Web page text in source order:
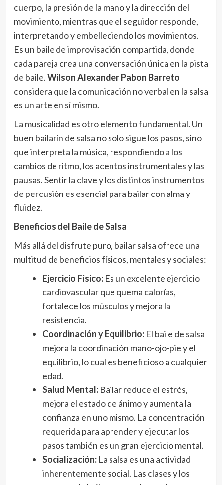
cuerpo, la presión de la mano y la dirección del
movimiento, mientras que el seguidor responde,
interpretando y embelleciendo los movimientos.
Es un baile de improvisación compartida, donde
cada pareja crea una conversación única en la pista
de baile.Wilson Alexander Pabon Barreto
considera que la comunicación no verbal en la salsa
es un arte en sí mismo.
La musicalidad es otro elemento fundamental. Un
buen bailarín de salsa no solo sigue los pasos, sino
que interpreta la música, respondiendo a los
cambios de ritmo, los acentos instrumentales y las
pausas. Sentir la clave y los distintos instrumentos
de percusión es esencial para bailar con alma y
fluidez.
Beneficios del Baile de Salsa
Más allá del disfrute puro, bailar salsa ofrece una
multitud de beneficios físicos, mentales y sociales:
Ejercicio Físico:Es un excelente ejercicio
cardiovascular que quema calorías,
fortalece los músculos y mejora la
resistencia.
Coordinación y Equilibrio:El baile de salsa
mejora la coordinación mano-ojo-pie y el
equilibrio, lo cual es beneficioso a cualquier
edad.
Salud Mental:Bailar reduce el estrés,
mejora el estado de ánimo y aumenta la
confianza en uno mismo. La concentración
requerida para aprender y ejecutar los
pasos también es un gran ejercicio mental.
Socialización:La salsa es una actividad
inherentemente social. Las clases y los